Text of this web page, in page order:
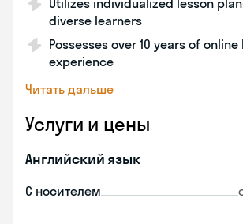
Utilizes individualized lesson
diverse learners
Possesses over 10 years of online
experience
Читать дальше
Услуги и цены
Английский язык
С носителем